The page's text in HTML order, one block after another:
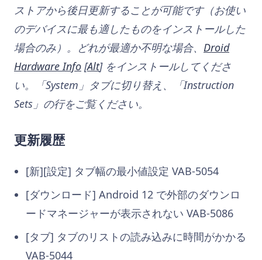
ストアから後日更新することが可能です（お使い
のデバイスに最も適したものをインストールした
場合のみ）。どれが最適か不明な場合、 Droid
Hardware Info [Alt] をインストールしてくださ
い。「System」タブに切り替え、「Instruction
Sets」の行をご覧ください。
更新履歴
[新][設定] タブ幅の最小値設定 VAB-5054
[ダウンロード] Android 12 で外部のダウンロ
ードマネージャーが表示されない VAB-5086
[タブ] タブのリストの読み込みに時間がかかる
VAB-5044